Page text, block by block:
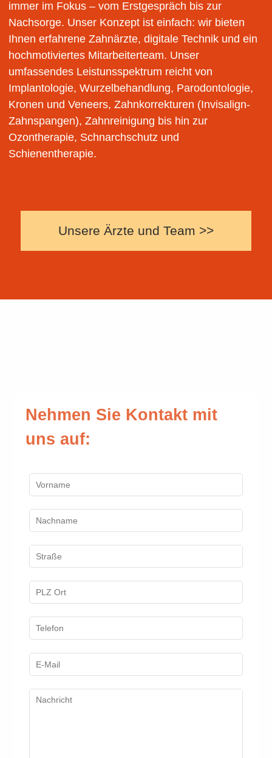
immer im Fokus – vom Erstgespräch bis zur
Nachsorge. Unser Konzept ist einfach: wir bieten
Ihnen erfahrene Zahnärzte, digitale Technik und ein
hochmotiviertes Mitarbeiterteam. Unser
umfassendes Leistunsspektrum reicht von
Implantologie, Wurzelbehandlung, Parodontologie,
Kronen und Veneers, Zahnkorrekturen (Invisalign-
Zahnspangen), Zahnreinigung bis hin zur
Ozontherapie, Schnarchschutz und
Schienentherapie.
Unsere Ärzte und Team >>
Nehmen Sie Kontakt mit
uns auf: